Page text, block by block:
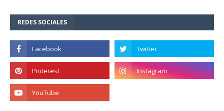
REDES SOCIALES